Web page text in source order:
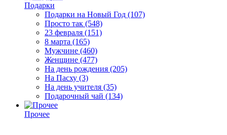
Подарки
Подарки на Новый Год (107)
Просто так (548)
23 февраля (151)
8 марта (165)
Мужчине (460)
Женщине (477)
На день рождения (205)
На Пасху (3)
На день учителя (35)
Подарочный чай (134)
Прочее